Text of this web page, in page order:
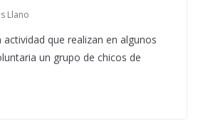
Llano
actividad que realizan en algunos
un grupo de chicos de